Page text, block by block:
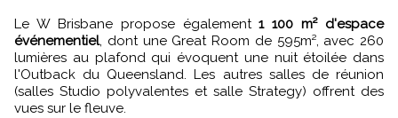
Le W Brisbane propose également1 100 m² d'espace
événementiel, dont une Great Room de 595m², avec 260
lumières au plafond qui évoquent une nuit étoilée dans
l'Outback du Queensland. Les autres salles de réunion
(salles Studio polyvalentes et salle Strategy) offrent des
vues sur le fleuve.